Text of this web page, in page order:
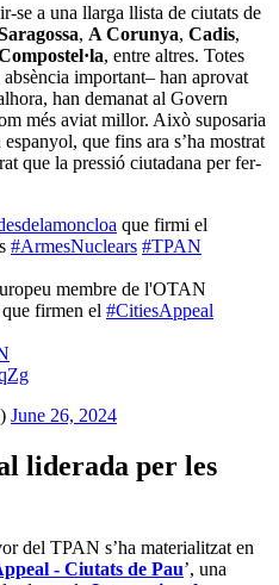
se a una llarga llista de ciutats de
, A Corunya, Cadis,
, entre altres. Totes
important– han aprovat
han demanat al Govern
més aviat millor. Això suposaria
que fins ara s’ha mostrat
que la pressió ciutadana per fer-
que firmi el
#ArmesNuclears #TPAN
membre de l'OTAN
firmen el #CitiesAppeal
June 26, 2024
liderada per les
del TPAN s’ha materialitzat en
- Ciutats de Pau’, una